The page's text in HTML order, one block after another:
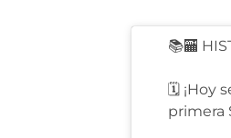
📚🏧
🗓️ ¡Hoy
primera